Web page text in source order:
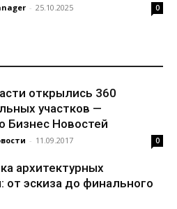
- 25.10.2025 0
открылись 360
участков —
Бизнес Новостей
- 11.09.2017 0
архитектурных
от эскиза до финального